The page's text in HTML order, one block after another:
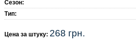
Сезон:
Тип:
Цена за штуку: 268 грн.